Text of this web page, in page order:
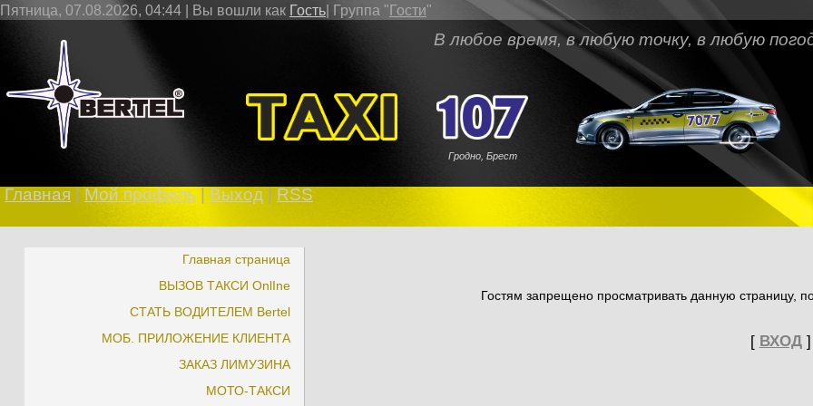
Пятница, 07.08.2026, 04:44 | Вы вошли как Гость Группа " Гости"
В любое время, в любую точку, в любую
Гродно, Брест
Главная Мой профиль Выход RSS
Главная страница
ВЫЗОВ ТАКСИ OnlIne
СТАТЬ ВОДИТЕЛЕМ Bertel
МОБ. ПРИЛОЖЕНИЕ КЛИЕНТА
ЗАКАЗ ЛИМУЗИНА
МОТО-ТАКСИ
Гостям запрещено просматривать данную страницу,
[ ВХОД]